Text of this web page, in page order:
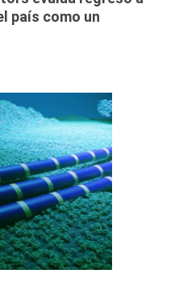
país como un